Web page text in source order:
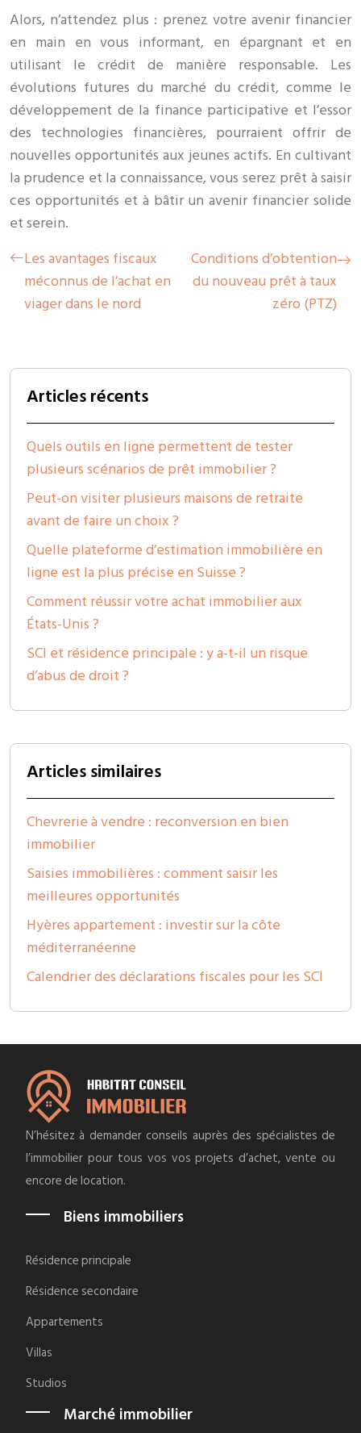
Alors, n’attendez plus : prenez votre avenir financier
en main en vous informant, en épargnant et en
utilisant le crédit de manière responsable. Les
évolutions futures du marché du crédit, comme le
développement de la finance participative et l’essor
des technologies financières, pourraient offrir de
nouvelles opportunités aux jeunes actifs. En cultivant
la prudence et la connaissance, vous serez prêt à saisir
ces opportunités et à bâtir un avenir financier solide
et serein.
Les avantages fiscaux
méconnus de l’achat en
viager dans le nord
Conditions d’obtention
du nouveau prêt à taux
zéro (PTZ)
Articles récents
Quels outils en ligne permettent de tester
plusieurs scénarios de prêt immobilier ?
Peut-on visiter plusieurs maisons de retraite
avant de faire un choix ?
Quelle plateforme d’estimation immobilière en
ligne est la plus précise en Suisse ?
Comment réussir votre achat immobilier aux
États-Unis ?
SCI et résidence principale : y a-t-il un risque
d’abus de droit ?
Articles similaires
Chevrerie à vendre : reconversion en bien
immobilier
Saisies immobilières : comment saisir les
meilleures opportunités
Hyères appartement : investir sur la côte
méditerranéenne
Calendrier des déclarations fiscales pour les SCI
N’hésitez à demander conseils auprès des spécialistes de
l’immobilier pour tous vos vos projets d’achet, vente ou
encore de location.
Biens immobiliers
Résidence principale
Résidence secondaire
Appartements
Villas
Studios
Marché immobilier